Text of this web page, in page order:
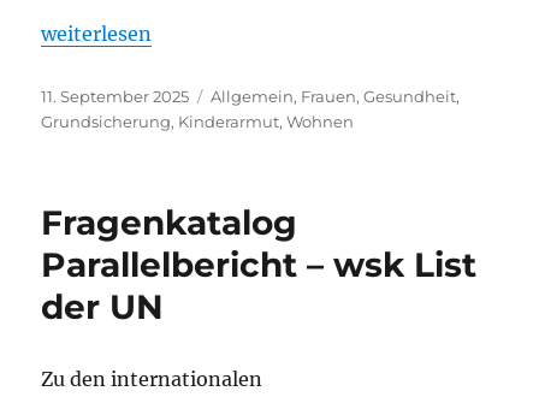
„18. Treffen der Menschen mit Armutserfahrung
weiterlesen
Veröffentlicht
am
11. September 2025 Kategorien
Allgemein, Frauen,Gesundheit,
Grundsicherung, Kinderarmut,Wohnen
Fragenkatalog
Parallelbericht – wsk List
der UN
Zu den internationalen